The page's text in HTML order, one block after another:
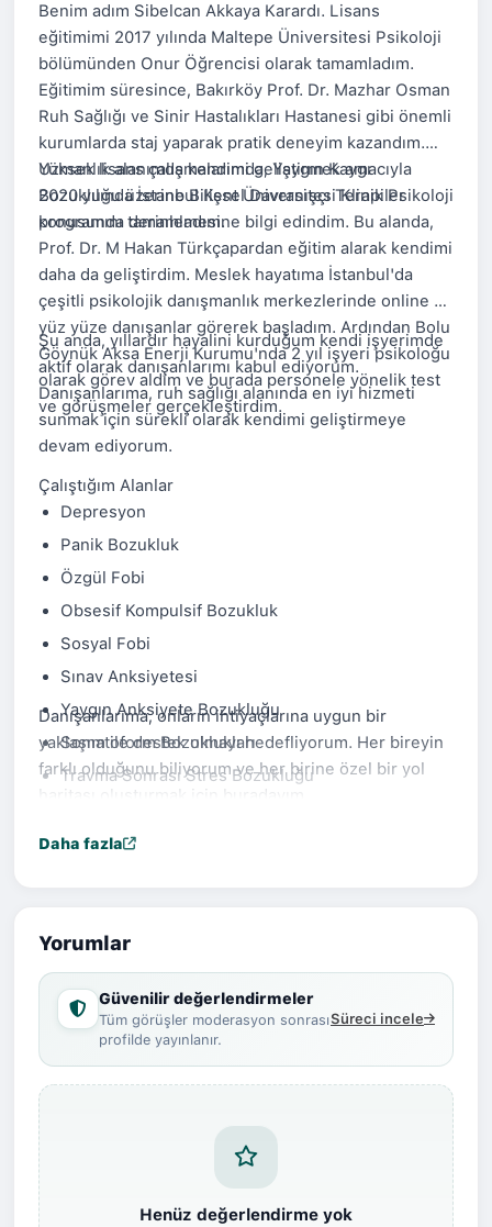
Benim adım Sibelcan Akkaya Karardı. Lisans
eğitimimi 2017 yılında Maltepe Üniversitesi Psikoloji
bölümünden Onur Öğrencisi olarak tamamladım.
Eğitimim süresince, Bakırköy Prof. Dr. Mazhar Osman
Ruh Sağlığı ve Sinir Hastalıkları Hastanesi gibi önemli
kurumlarda staj yaparak pratik deneyim kazandım.
Uzmanlık alanımda kendimi geliştirmek amacıyla
2020 yılında İstanbul Kent Üniversitesi Klinik Psikoloji
programını tamamladım.
Yüksek lisans çalışmalarımda, Yaygın Kaygı
Bozukluğu üzerine Bilişsel Davranışçı Terapiler
konusunda derinlemesine bilgi edindim. Bu alanda,
Prof. Dr. M Hakan Türkçapardan eğitim alarak kendimi
daha da geliştirdim. Meslek hayatıma İstanbul'da
çeşitli psikolojik danışmanlık merkezlerinde online ve
yüz yüze danışanlar görerek başladım. Ardından Bolu
Göynük Aksa Enerji Kurumu'nda 2 yıl işyeri psikoloğu
olarak görev aldım ve burada personele yönelik test
ve görüşmeler gerçekleştirdim.
Şu anda, yıllardır hayalini kurduğum kendi işyerimde
aktif olarak danışanlarımı kabul ediyorum.
Danışanlarıma, ruh sağlığı alanında en iyi hizmeti
sunmak için sürekli olarak kendimi geliştirmeye
devam ediyorum.
Çalıştığım Alanlar
Depresyon
Panik Bozukluk
Özgül Fobi
Obsesif Kompulsif Bozukluk
Sosyal Fobi
Sınav Anksiyetesi
Yaygın Anksiyete Bozukluğu
Somatoform Bozuklukları
Travma Sonrası Stres Bozukluğu
Çocuk ve Ergenlerde Davranışsal Problemler
Danışanlarıma, onların ihtiyaçlarına uygun bir
yaklaşım ile destek olmayı hedefliyorum. Her bireyin
farklı olduğunu biliyorum ve her birine özel bir yol
haritası oluşturmak için buradayım.
Daha fazla
Yorumlar
Güvenilir değerlendirmeler
Tüm görüşler moderasyon sonrası
profilde yayınlanır.
Süreci incele
Henüz değerlendirme yok